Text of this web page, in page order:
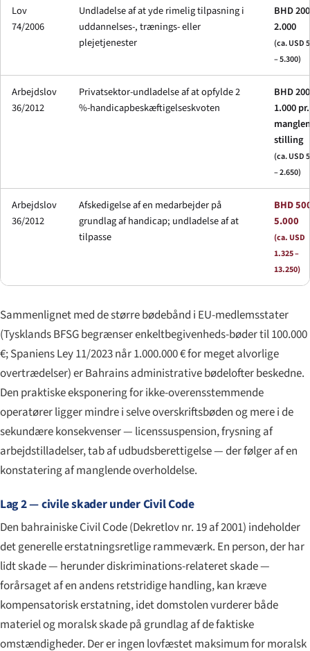
Lov
74/2006
Undladelse af at yde rimelig tilpasning i
uddannelses-, trænings- eller
plejetjenester
BHD
2.000
(ca. USD
– 5.300)
Arbejdslov
36/2012
Privatsektor-undladelse af at opfylde 2
%-handicapbeskæftigelseskvoten
BHD
1.000 pr.
stilling
(ca. USD
– 2.650)
Arbejdslov
36/2012
Afskedigelse af en medarbejder på
grundlag af handicap; undladelse af at
tilpasse
BHD
5.000
(ca. USD
1.325 –
13.250)
Sammenlignet med de større bødebånd i EU-medlemsstater
(Tysklands BFSG begrænser enkeltbegivenheds-bøder til 100.000
€; Spaniens Ley 11/2023 når 1.000.000 € for meget alvorlige
overtrædelser) er Bahrains administrative bødelofter beskedne.
Den praktiske eksponering for ikke-overensstemmende
operatører ligger mindre i selve overskriftsbøden og mere i de
sekundære konsekvenser — licenssuspension, frysning af
arbejdstilladelser, tab af udbudsberettigelse — der følger af en
konstatering af manglende overholdelse.
Lag 2 — civile skader under Civil Code
Den bahrainiske Civil Code (Dekretlov nr. 19 af 2001) indeholder
det generelle erstatningsretlige rammeværk. En person, der har
lidt skade — herunder diskriminations-relateret skade —
forårsaget af en andens retstridige handling, kan kræve
kompensatorisk erstatning, idet domstolen vurderer både
materiel og moralsk skade på grundlag af de faktiske
omstændigheder. Der er ingen lovfæstet maksimum for moralsk